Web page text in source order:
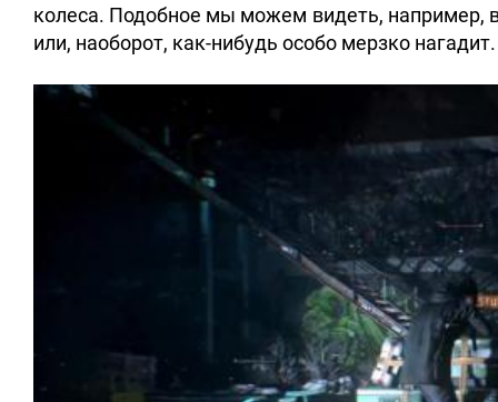
колеса. Подобное мы можем видеть, например,
или, наоборот, как-нибудь особо мерзко нагадит.